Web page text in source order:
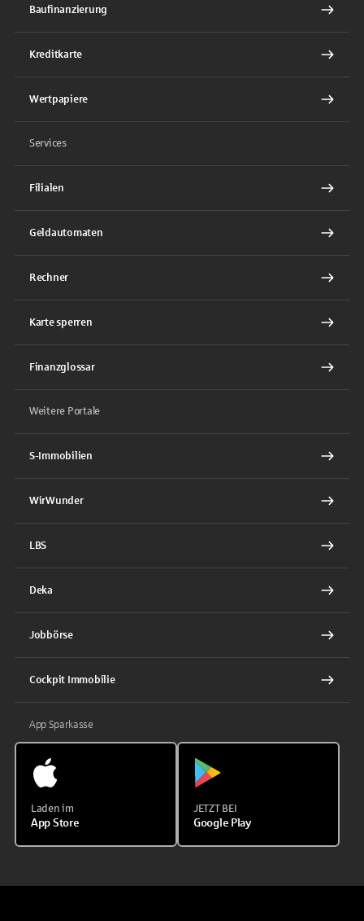
Baufinanzierung
Kreditkarte
Wertpapiere
Services
Filialen
Geldautomaten
Rechner
Karte sperren
Finanzglossar
Weitere Portale
S-Immobilien
WirWunder
LBS
Deka
Jobbörse
Cockpit Immobilie
App Sparkasse
Laden im
App Store
JETZT BEI
Google Play